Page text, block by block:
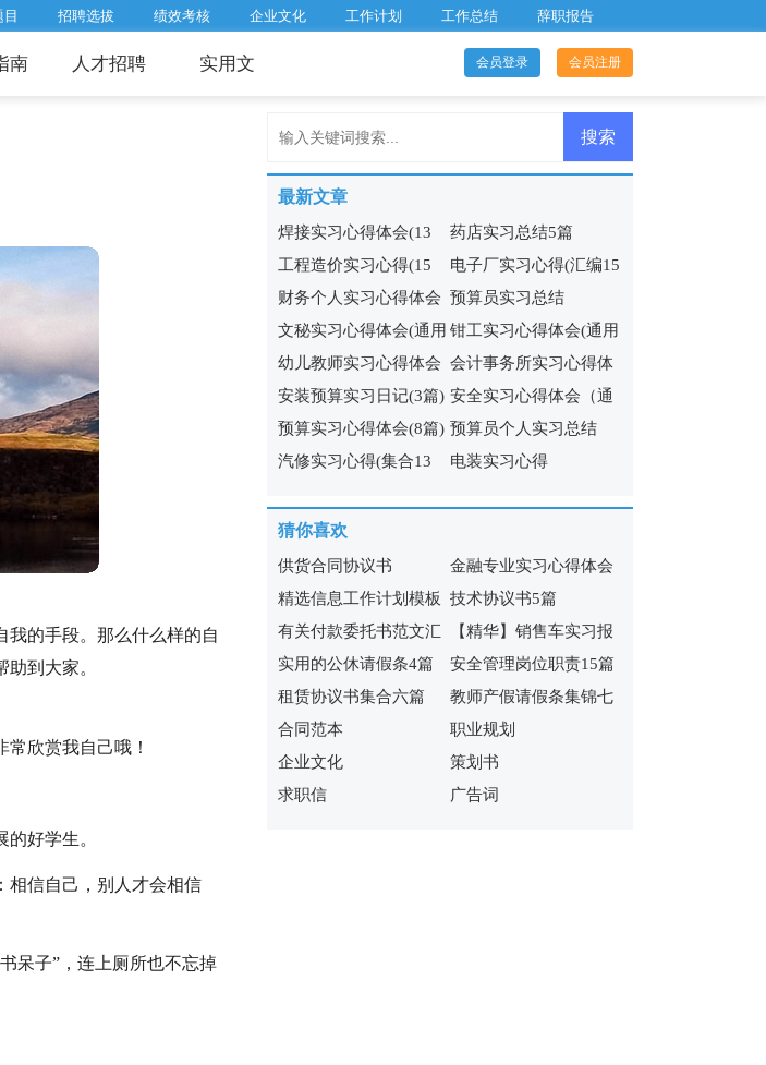
招聘选拔 绩效考核 企业文化 工作计划 工作总结 辞职报告
南 人才招聘 实用文 会员登录 会员注册
我的手段。那么什么样的自
到大家。
欣赏我自己哦！
好学生。
相信自己，别人才会相信
呆子”，连上厕所也不忘掉
最新文章
焊接实习心得体会(13
篇)
药店实习总结5篇
工程造价实习心得(15
篇)
电子厂实习心得(汇编15
篇)
财务个人实习心得体会
9篇
预算员实习总结
文秘实习心得体会(通用
14篇)
钳工实习心得体会(通用
15篇)
幼儿教师实习心得体会
12篇
会计事务所实习心得体
会12篇
安装预算实习日记(3篇) 安全实习心得体会（通
用20篇）
预算实习心得体会(8篇) 预算员个人实习总结
汽修实习心得(集合13
电装实习心得
猜你喜欢
供货合同协议书
金融专业实习心得体会
范文
精选信息工作计划模板
汇总10篇
技术协议书5篇
有关付款委托书范文汇
编五篇
【精华】销售车实习报
告3篇
实用的公休请假条4篇
安全管理岗位职责15篇
租赁协议书集合六篇
教师产假请假条集锦七
篇
合同范本
职业规划
企业文化
策划书
求职信
广告词